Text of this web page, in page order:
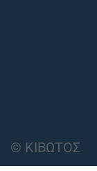
© ΚΙΒΩΤΟΣ